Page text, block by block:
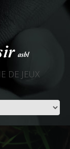
DE JEUX